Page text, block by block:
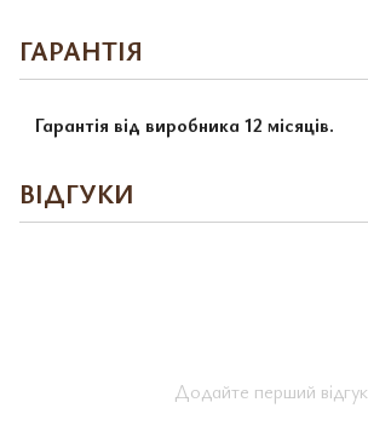
ГАРАНТІЯ
Гарантія від виробника 12 місяців.
ВІДГУКИ
Додайте перший відгук